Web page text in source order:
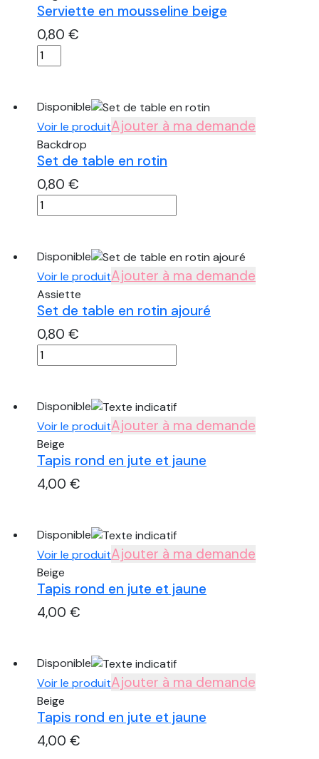
Serviette en mousseline beige
0,80 €
quantité
de
en
mousseline
beige
Disponible
Voir le produitAjouter à ma demande
Backdrop
Set de table en rotin
0,80 €
quantité
de
de
table
en
rotin
Disponible
Voir le produitAjouter à ma demande
Assiette
Set de table en rotin ajouré
0,80 €
quantité
de
de
table
en
rotin
ajouré
Disponible
Voir le produitAjouter à ma demande
Beige
Tapis rond en jute et jaune
4,00 €
Tapis
rond
en
jute
et
jaune
Disponible
Voir le produitAjouter à ma demande
Beige
Tapis rond en jute et jaune
4,00 €
Tapis
rond
en
jute
et
jaune
Disponible
Voir le produitAjouter à ma demande
Beige
Tapis rond en jute et jaune
4,00 €